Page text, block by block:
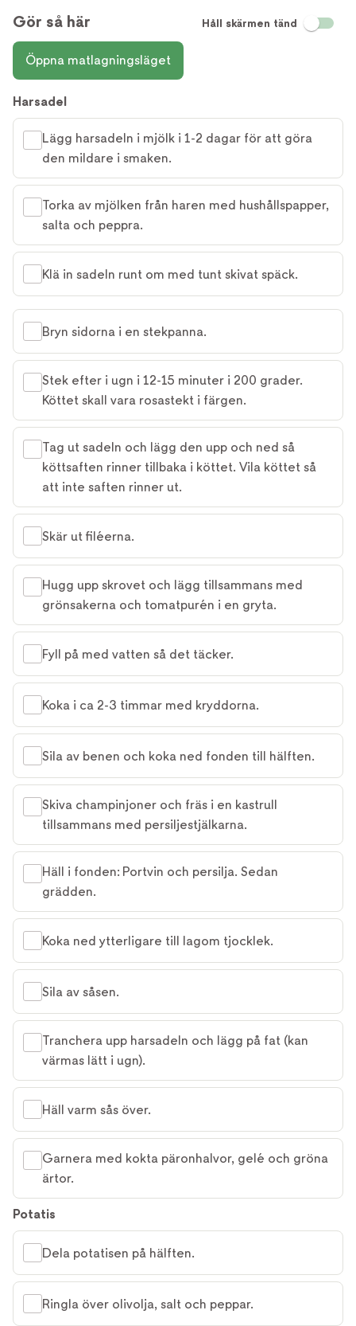
Gör så här Håll skärmen tänd
Öppna matlagningsläget
Harsadel
Lägg harsadeln i mjölk i 1-2 dagar för att göra
den mildare i smaken.
Torka av mjölken från haren med hushållspapper,
salta och peppra.
Klä in sadeln runt om med tunt skivat späck.
Bryn sidorna i en stekpanna.
Stek efter i ugn i 12-15 minuter i 200 grader.
Köttet skall vara rosastekt i färgen.
Tag ut sadeln och lägg den upp och ned så
köttsaften rinner tillbaka i köttet. Vila köttet så
att inte saften rinner ut.
Skär ut filéerna.
Hugg upp skrovet och lägg tillsammans med
grönsakerna och tomatpurén i en gryta.
Fyll på med vatten så det täcker.
Koka i ca 2-3 timmar med kryddorna.
Sila av benen och koka ned fonden till hälften.
Skiva champinjoner och fräs i en kastrull
tillsammans med persiljestjälkarna.
Häll i fonden: Portvin och persilja. Sedan
grädden.
Koka ned ytterligare till lagom tjocklek.
Sila av såsen.
Tranchera upp harsadeln och lägg på fat (kan
värmas lätt i ugn).
Häll varm sås över.
Garnera med kokta päronhalvor, gelé och gröna
ärtor.
Potatis
Dela potatisen på hälften.
Ringla över olivolja, salt och peppar.